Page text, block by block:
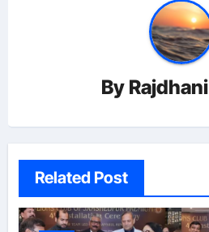
By
Related Post